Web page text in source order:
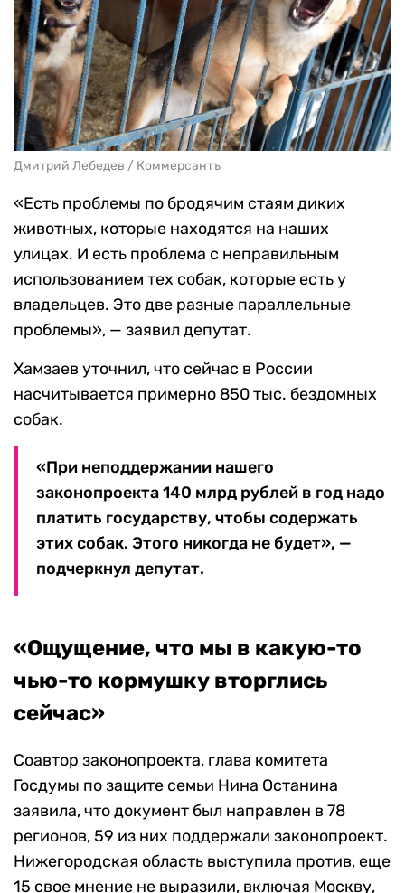
Дмитрий Лебедев / Коммерсантъ
«Есть проблемы по бродячим стаям диких
животных, которые находятся на наших
улицах. И есть проблема с неправильным
использованием тех собак, которые есть у
владельцев. Это две разные параллельные
проблемы», — заявил депутат.
Хамзаев уточнил, что сейчас в России
насчитывается примерно 850 тыс. бездомных
собак.
«При неподдержании нашего
законопроекта 140 млрд рублей в год надо
платить государству, чтобы содержать
этих собак. Этого никогда не будет», —
подчеркнул депутат.
«Ощущение, что мы в какую-то
чью-то кормушку вторглись
сейчас»
Соавтор законопроекта, глава комитета
Госдумы по защите семьи Нина Останина
заявила, что документ был направлен в 78
регионов, 59 из них поддержали законопроект.
Нижегородская область выступила против, еще
15 свое мнение не выразили, включая Москву,